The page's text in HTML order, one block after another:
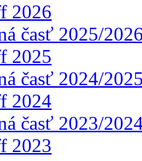
2026
časť 2025/
2025
časť 2024/
2024
časť 2023/
2023